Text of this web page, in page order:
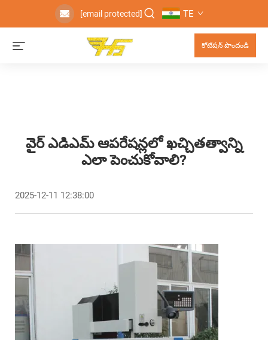
[email protected] TE
కోటేషన్ పొందండి
వైర్ ఎడిఎమ్ ఆపరేషన్లలో ఖచ్చితత్వాన్ని
ఎలా పెంచుకోవాలి?
2025-12-11 12:38:00